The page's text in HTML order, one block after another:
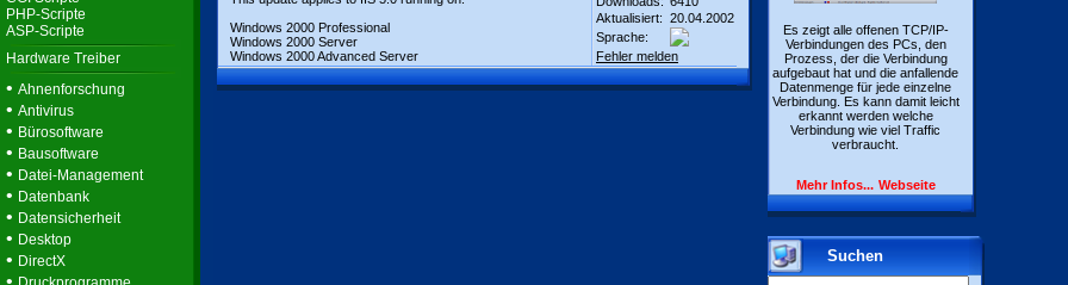
PHP-Scripte
ASP-Scripte
Hardware Treiber
• Ahnenforschung
• Antivirus
• Bürosoftware
• Bausoftware
• Datei-Management
• Datenbank
• Datensicherheit
• Desktop
• DirectX
•
Windows 2000 Professional
Windows 2000 Server
Windows 2000 Advanced Server
Aktualisiert: 20.04.2002
Sprache:
Fehler melden
Es zeigt alle offenen TCP/IP-
Verbindungen des PCs, den
Prozess, der die Verbindung
aufgebaut hat und die anfallende
Datenmenge für jede einzelne
Verbindung. Es kann damit leicht
erkannt werden welche
Verbindung wie viel Traffic
verbraucht.
Mehr Infos... Webseite
Suchen